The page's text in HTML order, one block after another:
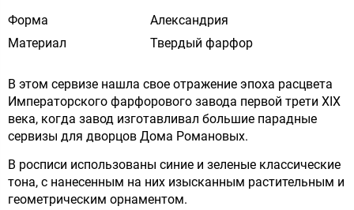
Форма
Александрия
Материал
Твердый фарфор
В этом сервизе нашла свое отражение эпоха расцвета
Императорского фарфорового завода первой трети XIX
века, когда завод изготавливал большие парадные
сервизы для дворцов Дома Романовых.
В росписи использованы синие и зеленые классические
тона, с нанесенным на них изысканным растительным и
геометрическим орнаментом.